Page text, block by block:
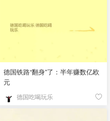
德国铁路“翻身”了：半年赚数亿欧
元
德国吃喝玩乐